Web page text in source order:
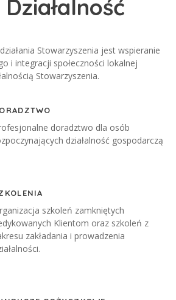
Stowarzyszenia jest wspieranie
i integracji społeczności lokalnej
Stowarzyszenia.
doradztwo dla osób
działalność gospodarczą
szkoleń zamkniętych
Klientom oraz szkoleń z
zakładania i prowadzenia